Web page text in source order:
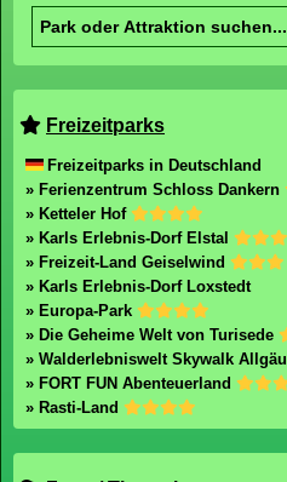
Freizeitparks
Freizeitparks in Deutschland
» Ferienzentrum Schloss Dankern
» Ketteler Hof
» Karls Erlebnis-Dorf Elstal
» Freizeit-Land Geiselwind
» Karls Erlebnis-Dorf Loxstedt
» Europa-Park
» Die Geheime Welt von Turisede
» Walderlebniswelt Skywalk Allgäu
» FORT FUN Abenteuerland
» Rasti-Land